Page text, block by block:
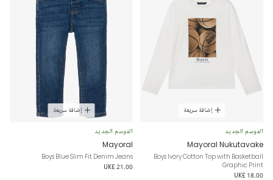
إضافة سريعة
الموسم الجديد
Mayoral Nukutavake
Boys Ivory Cotton Top with Basketball
Graphic Print
UK£ 18.00
إضافة سريعة
الموسم الجديد
Mayoral
Boys Blue Slim Fit Denim Jeans
UK£ 21.00